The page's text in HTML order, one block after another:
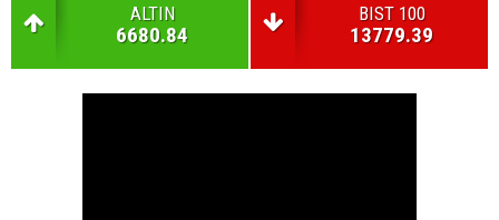
ALTIN
6680.84
BIST 100
13779.39